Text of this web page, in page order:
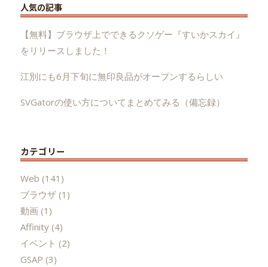
人気の記事
【無料】ブラウザ上でできるクソゲー『すいかスカイ』
をリリースしました！
江別にも6月下旬に無印良品がオープンするらしい
SVGatorの使い方についてまとめてみる（備忘録）
カテゴリー
Web (141)
ブラウザ(1)
動画 (1)
Affinity(4)
イベント (2)
GSAP (3)